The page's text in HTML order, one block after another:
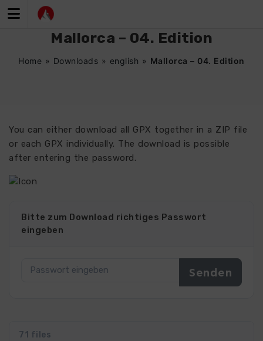
Inhalt
Mallorca – 04. Edition
Home » Downloads » english » Mallorca – 04. Edition
You can either download all GPX together in a ZIP file
or each GPX individually. The download is possible
after entering the password.
Bitte zum Download richtiges Passwort
eingeben
71 files